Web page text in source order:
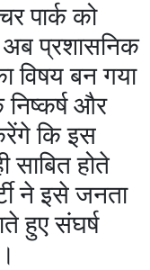
पार्क को
प्रशासनिक
विषय बन गया
और
कि इस
साबित होते
ने इसे जनता
हुए संघर्ष